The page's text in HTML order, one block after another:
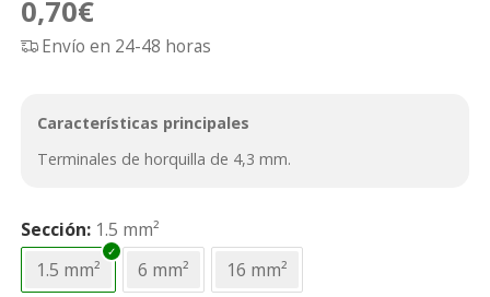
0,70€
Envío en 24-48 horas
Características principales
Terminales de horquilla de 4,3 mm.
Sección 1.5 mm²
1.5 mm²
6 mm² 16 mm²